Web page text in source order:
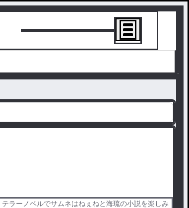
ラーノベルでサムネはねぇねと海琉の小説を楽しみ